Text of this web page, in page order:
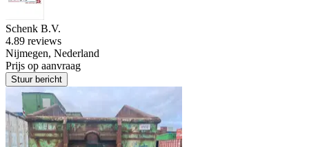
Schenk B.V.
4.89 reviews
Nijmegen, Nederland
Prijs op aanvraag
Stuur bericht